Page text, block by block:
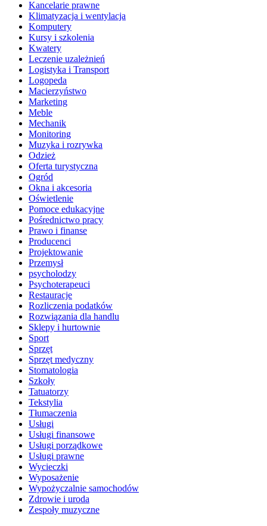
Kancelarie prawne
Klimatyzacja i wentylacja
Komputery
Kursy i szkolenia
Kwatery
Leczenie uzależnień
Logistyka i Transport
Logopeda
Macierzyństwo
Marketing
Meble
Mechanik
Monitoring
Muzyka i rozrywka
Odzież
Oferta turystyczna
Ogród
Okna i akcesoria
Oświetlenie
Pomoce edukacyjne
Pośrednictwo pracy
Prawo i finanse
Producenci
Projektowanie
Przemysł
psycholodzy
Psychoterapeuci
Restauracje
Rozliczenia podatków
Rozwiązania dla handlu
Sklepy i hurtownie
Sport
Sprzęt
Sprzęt medyczny
Stomatologia
Szkoły
Tatuatorzy
Tekstylia
Tłumaczenia
Usługi
Usługi finansowe
Usługi porządkowe
Usługi prawne
Wycieczki
Wyposażenie
Wypożyczalnie samochodów
Zdrowie i uroda
Zespoły muzyczne